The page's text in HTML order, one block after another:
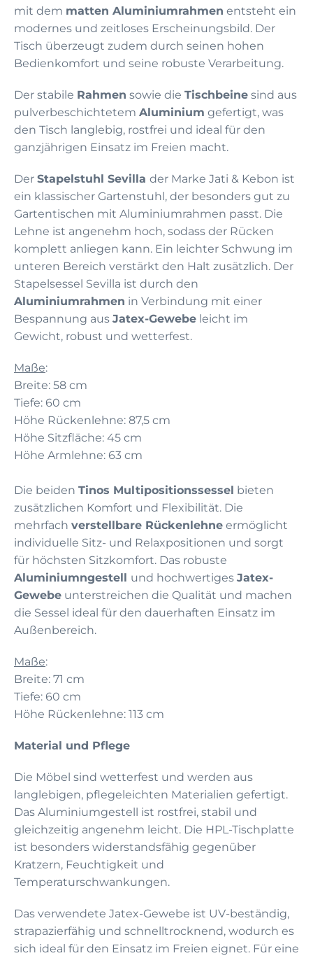
mit dem matten Aluminiumrahmen entsteht ein
modernes und zeitloses Erscheinungsbild. Der
Tisch überzeugt zudem durch seinen hohen
Bedienkomfort und seine robuste Verarbeitung.
Der stabile Rahmen sowie die Tischbeine sind aus
pulverbeschichtetem Aluminium gefertigt, was
den Tisch langlebig, rostfrei und ideal für den
ganzjährigen Einsatz im Freien macht.
Der Stapelstuhl Sevilla der Marke Jati & Kebon ist
ein klassischer Gartenstuhl, der besonders gut zu
Gartentischen mit Aluminiumrahmen passt. Die
Lehne ist angenehm hoch, sodass der Rücken
komplett anliegen kann. Ein leichter Schwung im
unteren Bereich verstärkt den Halt zusätzlich. Der
Stapelsessel Sevilla ist durch den
Aluminiumrahmen in Verbindung mit einer
Bespannung aus Jatex-Gewebe leicht im
Gewicht, robust und wetterfest.
Maße:
Breite: 58 cm
Tiefe: 60 cm
Höhe Rückenlehne: 87,5 cm
Höhe Sitzfläche: 45 cm
Höhe Armlehne: 63 cm
Die beiden Tinos Multipositionssessel bieten
zusätzlichen Komfort und Flexibilität. Die
mehrfach verstellbare Rückenlehne ermöglicht
individuelle Sitz- und Relaxpositionen und sorgt
für höchsten Sitzkomfort. Das robuste
Aluminiumngestell und hochwertiges Jatex-
Gewebe unterstreichen die Qualität und machen
die Sessel ideal für den dauerhaften Einsatz im
Außenbereich.
Maße:
Breite: 71 cm
Tiefe: 60 cm
Höhe Rückenlehne: 113 cm
Material und Pflege
Die Möbel sind wetterfest und werden aus
langlebigen, pflegeleichten Materialien gefertigt.
Das Aluminiumgestell ist rostfrei, stabil und
gleichzeitig angenehm leicht. Die HPL-Tischplatte
ist besonders widerstandsfähig gegenüber
Kratzern, Feuchtigkeit und
Temperaturschwankungen.
Das verwendete Jatex-Gewebe ist UV-beständig,
strapazierfähig und schnelltrocknend, wodurch es
sich ideal für den Einsatz im Freien eignet. Für eine